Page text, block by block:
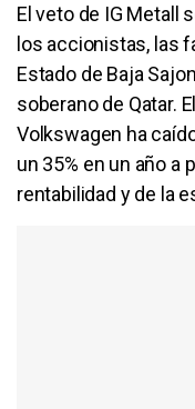
El veto de IG Metall
los accionistas, las
Estado de Baja
soberano de Qatar.
Volkswagen ha
un 35% en un año a
rentabilidad y de la